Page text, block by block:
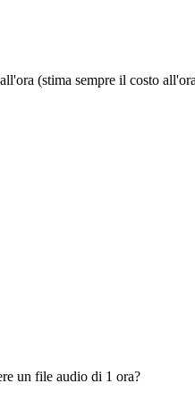
(stima sempre il costo
un file audio di 1 ora?